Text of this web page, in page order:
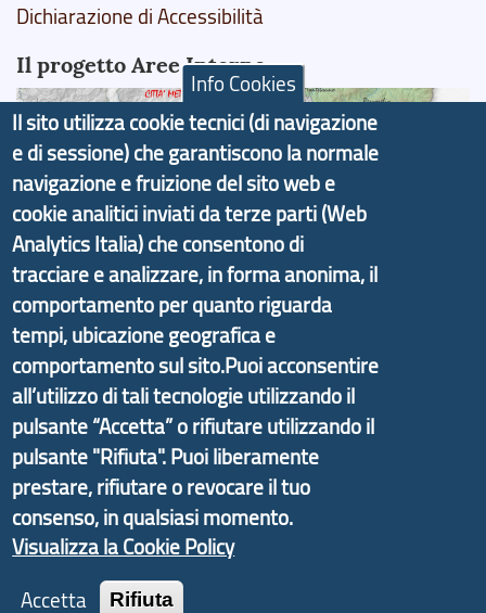
Dichiarazione di Accessibilità
Il progetto Aree Interne
Il portale di marketing territoriale e sviluppo locale
di Genova Città Metropolitana si è sviluppato a
partire dal progetto nazionale Aree Interne
promosso dal Dipartimento per lo Sviluppo
Economico e finalizzato al rilancio socio-economico
delle valli dell’entroterra. In particolare fornisce
informazioni ed aggiornamenti sullaStrategia
d'Area Antola-Tigullio, in collaborazione con Regione
Liguria ed ANCI Liguria.
Copyright © 2017 Città metropolitana di Genova |
CF: 80007350103
Info Cookies
Il sito utilizza cookie tecnici (di navigazione
e di sessione) che garantiscono la normale
navigazione e fruizione del sito web e
cookie analitici inviati da terze parti (Web
Analytics Italia) che consentono di
tracciare e analizzare, in forma anonima, il
comportamento per quanto riguarda
tempi, ubicazione geografica e
comportamento sul sito.Puoi acconsentire
all’utilizzo di tali tecnologie utilizzando il
pulsante “Accetta” o rifiutare utilizzando il
pulsante "Rifiuta". Puoi liberamente
prestare, rifiutare o revocare il tuo
consenso, in qualsiasi momento.
Visualizza la Cookie Policy
Accetta
Rifiuta